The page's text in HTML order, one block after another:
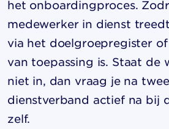
het onboardingproces.
medewerker in dienst
via het doelgroepregister
van toepassing is. Staat de
niet in, dan vraag je na
dienstverband actief na bij
zelf.